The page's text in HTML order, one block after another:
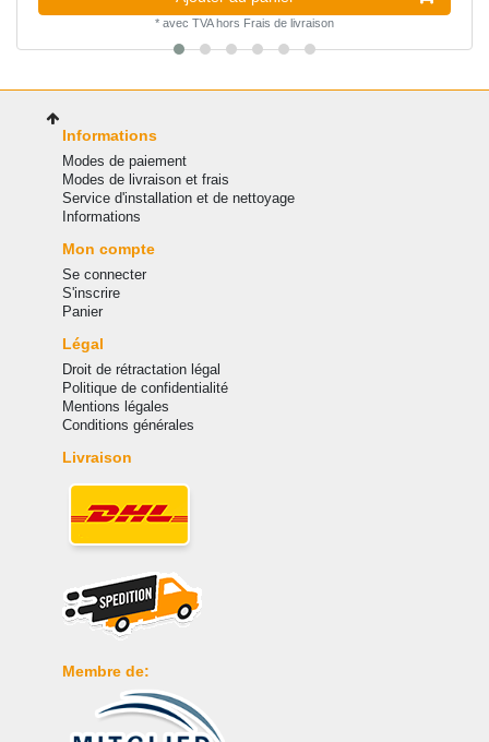
* avec TVAhors Frais de livraison
Informations
Modes de paiement
Modes de livraison et frais
Service d'installation et de nettoyage
Informations
Mon compte
Se connecter
S'inscrire
Panier
Légal
Droit de rétractation légal
Politique de confidentialité
Mentions légales
Conditions générales
Livraison
Membre de: